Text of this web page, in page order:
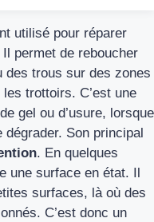
utilisé pour réparer
permet de reboucher
des trous sur des zones
trottoirs. C’est une
gel ou d’usure, lorsque
Son principal
. En quelques
une surface en état. Il
surfaces, là où des
C’est donc un